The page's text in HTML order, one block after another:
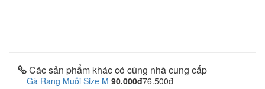
Các sản phẩm khác có cùng nhà cung cấp
Gà Rang Muối Size M 90.000đ76.500đ